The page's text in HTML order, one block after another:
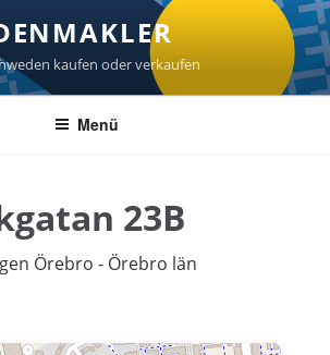
kaufen oder verkaufen
Menü
23B
Örebro - Örebro län